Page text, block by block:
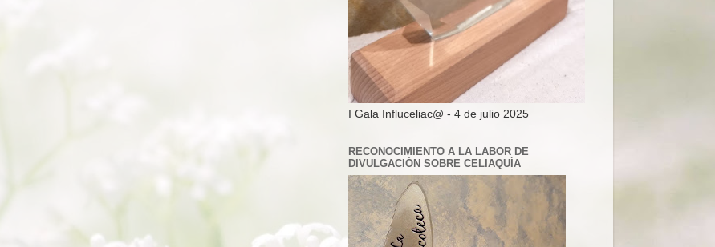
I Gala Influceliac@ - 4 de julio 2025
RECONOCIMIENTO A LA LABOR DE
DIVULGACIÓN SOBRE CELIAQUÍA